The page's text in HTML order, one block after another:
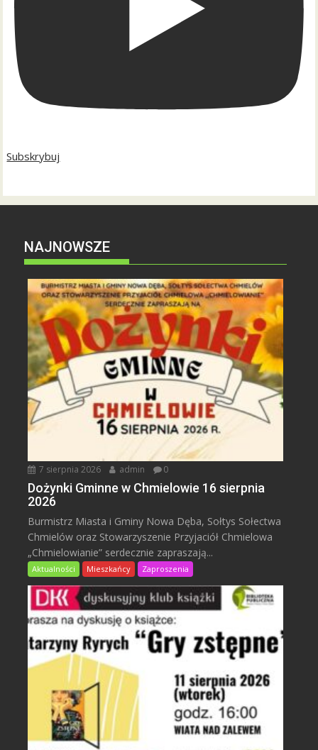
Subskrybuj
NAJNOWSZE
7 sierpnia 2026 admin 0
Dożynki Gminne w Chmielowie 16 sierpnia
2026
Burmistrz Miasta i Gminy Nowa Dęba, Sołtys Sołectwa
Chmielów oraz Stowarzyszenie Przyjaciół Chmielowa
„Chmielowianie” serdecznie zapraszają...
Aktualności Mieszkańcy Zaproszenia